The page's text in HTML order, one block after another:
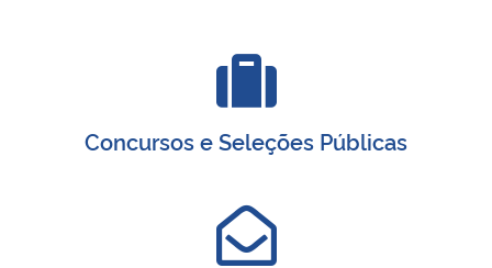
Concursos e Seleções Públicas